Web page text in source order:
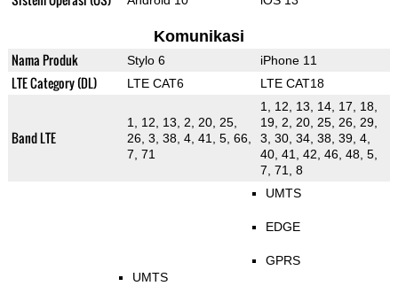
Komunikasi
Nama Produk Stylo 6 iPhone 11
LTE Category (DL) LTE CAT6 LTE CAT18
Band LTE
1, 12, 13, 2, 20, 25,
26, 3, 38, 4, 41, 5, 66,
7, 71
1, 12, 13, 14, 17, 18,
19, 2, 20, 25, 26, 29,
3, 30, 34, 38, 39, 4,
40, 41, 42, 46, 48, 5,
7, 71, 8
UMTS
UMTS
EDGE
GPRS